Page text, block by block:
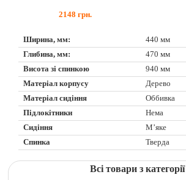
2148 грн.
Ширина, мм:
440 мм
Глибина, мм:
470 мм
Висота зі спинкою
940 мм
Матеріал корпусу
Дерево
Матеріал сидіння
Оббивка
Підлокітники
Нема
Сидіння
М’яке
Спинка
Тверда
Всі товари з категорії